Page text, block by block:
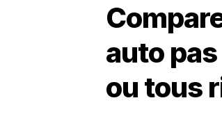
auto
ou tous